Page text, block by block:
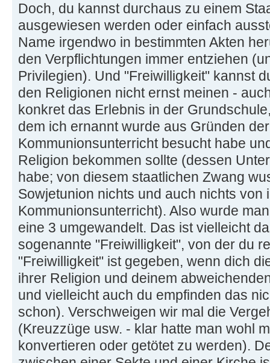
Doch, du kannst durchaus zu einem
ausgewiesen werden oder einfach
Name irgendwo in bestimmten Akten
den Verpflichtungen immer entziehen
Privilegien). Und "Freiwilligkeit" kannst
den Religionen nicht ernst meinen -
konkret das Erlebnis in der
dem ich ernannt wurde aus Gründen
Kommunionsunterricht besucht habe
Religion bekommen sollte (dessen
habe; von diesem staatlichen Zwang
Sowjetunion nichts und auch nichts von
Kommunionsunterricht). Also wurde
eine 3 umgewandelt. Das ist vielleicht
sogenannte "Freiwilligkeit", von der du
"Freiwilligkeit" ist gegeben, wenn dich
ihrer Religion und deinem
und vielleicht auch du empfinden das
schon). Verschweigen wir mal die
(Kreuzzüge usw. - klar hatte man wohl
konvertieren oder getötet zu werden).